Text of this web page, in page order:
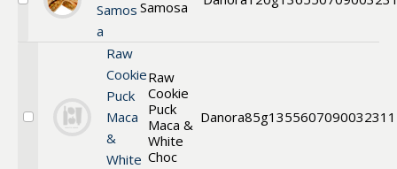
Välj
Samos
a
Samosa
Välj
Raw
Cookie
Puck
Maca
&
White
Raw
Cookie
Puck
Maca &
White
Choc
Danora85g13556